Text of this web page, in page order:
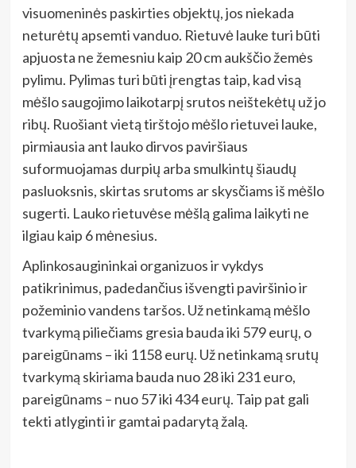
visuomeninės paskirties objektų, jos niekada
neturėtų apsemti vanduo. Rietuvė lauke turi būti
apjuosta ne žemesniu kaip 20 cm aukščio žemės
pylimu. Pylimas turi būti įrengtas taip, kad visą
mėšlo saugojimo laikotarpį srutos neištekėtų už jo
ribų. Ruošiant vietą tirštojo mėšlo rietuvei lauke,
pirmiausia ant lauko dirvos paviršiaus
suformuojamas durpių arba smulkintų šiaudų
pasluoksnis, skirtas srutoms ar skysčiams iš mėšlo
sugerti. Lauko rietuvėse mėšlą galima laikyti ne
ilgiau kaip 6 mėnesius.
Aplinkosaugininkai organizuos ir vykdys
patikrinimus, padedančius išvengti paviršinio ir
požeminio vandens taršos. Už netinkamą mėšlo
tvarkymą piliečiams gresia bauda iki 579 eurų, o
pareigūnams – iki 1158 eurų. Už netinkamą srutų
tvarkymą skiriama bauda nuo 28 iki 231 euro,
pareigūnams – nuo 57 iki 434 eurų. Taip pat gali
tekti atlyginti ir gamtai padarytą žalą.